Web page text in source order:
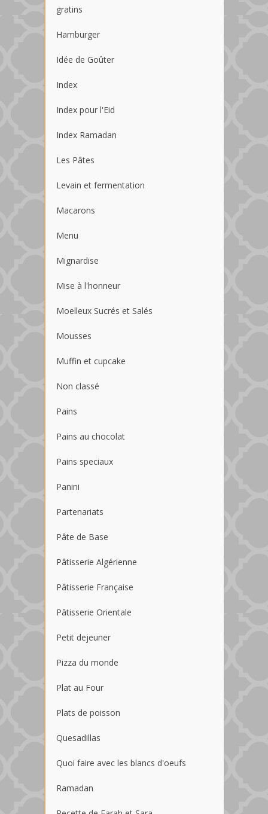
gratins
Hamburger
Idée de Goûter
Index
Index pour l'Eid
Index Ramadan
Les Pâtes
Levain et fermentation
Macarons
Menu
Mignardise
Mise à l'honneur
Moelleux Sucrés et Salés
Mousses
Muffin et cupcake
Non classé
Pains
Pains au chocolat
Pains speciaux
Panini
Partenariats
Pâte de Base
Pâtisserie Algérienne
Pâtisserie Française
Pâtisserie Orientale
Petit dejeuner
Pizza du monde
Plat au Four
Plats de poisson
Quesadillas
Quoi faire avec les blancs d'oeufs
Ramadan